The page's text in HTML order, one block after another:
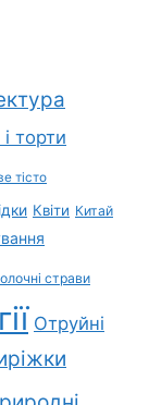
і торти
тісто
Квіти Китай
страви
Отруйні